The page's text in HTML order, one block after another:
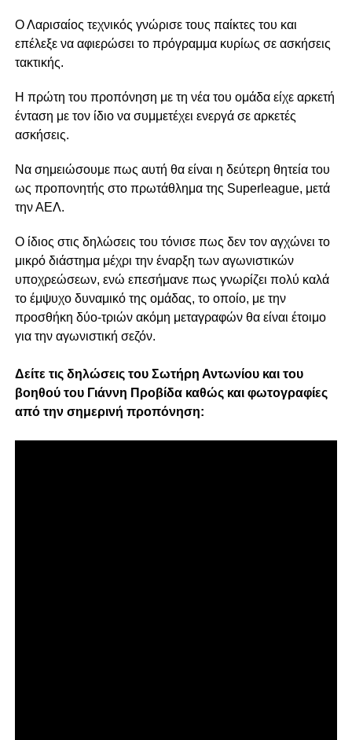
Ο Λαρισαίος τεχνικός γνώρισε τους παίκτες του και
επέλεξε να αφιερώσει το πρόγραμμα κυρίως σε ασκήσεις
τακτικής.
Η πρώτη του προπόνηση με τη νέα του ομάδα είχε αρκετή
ένταση με τον ίδιο να συμμετέχει ενεργά σε αρκετές
ασκήσεις.
Να σημειώσουμε πως αυτή θα είναι η δεύτερη θητεία του
ως προπονητής στο πρωτάθλημα της Superleague, μετά
την ΑΕΛ.
Ο ίδιος στις δηλώσεις του τόνισε πως δεν τον αγχώνει το
μικρό διάστημα μέχρι την έναρξη των αγωνιστικών
υποχρεώσεων, ενώ επεσήμανε πως γνωρίζει πολύ καλά
το έμψυχο δυναμικό της ομάδας, το οποίο, με την
προσθήκη δύο-τριών ακόμη μεταγραφών θα είναι έτοιμο
για την αγωνιστική σεζόν.
Δείτε τις δηλώσεις του Σωτήρη Αντωνίου και του
βοηθού του Γιάννη Προβίδα καθώς και φωτογραφίες
από την σημερινή προπόνηση: